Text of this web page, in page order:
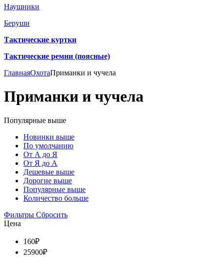
Наушники
Беруши
Тактические куртки
Тактические ремни (поясные)
ГлавнаяОхотаПриманки и чучела
Приманки и чучела
Популярные выше
Новинки выше
По умолчанию
От А до Я
От Я до А
Дешевые выше
Дорогие выше
Популярные выше
Количество больше
Фильтры Сбросить
Цена
160₽
25900₽